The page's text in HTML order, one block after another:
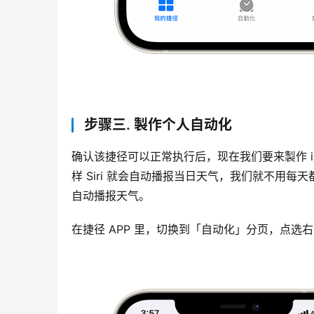
步骤三. 製作个人自动化
确认该捷径可以正常执行后，现在我们要来製
样 Siri 就会自动播报当日天气，我们就不用每
自动播报天气。
在捷径 APP 里，切换到「自动化」分页，点选